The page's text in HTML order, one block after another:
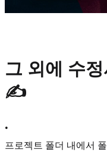
그 외에 수
✍️
•
프로젝트 폴더 내에서